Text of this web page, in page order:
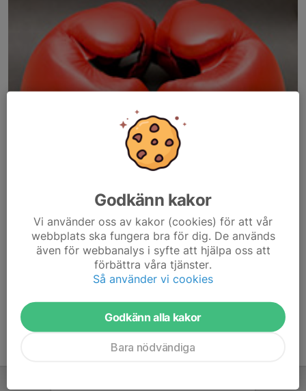
Här hamnar automatiskt de senaste nyheterna på hemsidan. För
att kunna börja administrera hemsidan loggar du in högst upp till
höger.
Godkänn kakor
Vi använder oss av kakor (cookies) för att vår
webbplats ska fungera bra för dig. De används
även för webbanalys i syfte att hjälpa oss att
förbättra våra tjänster.
Så använder vi cookies
Godkänn alla kakor
Bara nödvändiga